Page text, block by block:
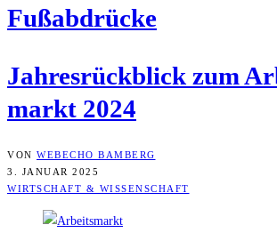
Fußabdrücke
Jah­res­rück­blick zum
markt 2024
VON WEBECHO BAMBERG
3. JANUAR 2025
WIRTSCHAFT & WISSENSCHAFT